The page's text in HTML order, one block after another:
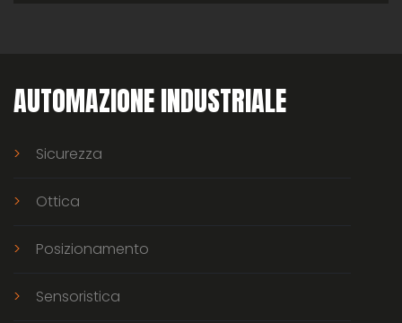
AUTOMAZIONE INDUSTRIALE
Sicurezza
Ottica
Posizionamento
Sensoristica